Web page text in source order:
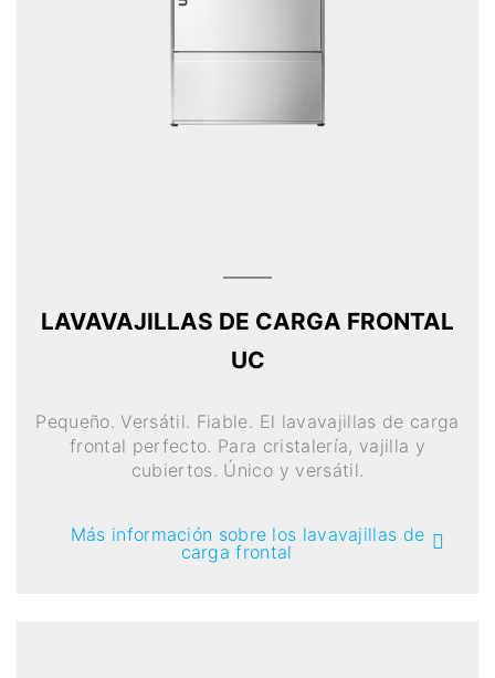
LAVAVAJILLAS DE CARGA FRONTAL
UC
Pequeño. Versátil. Fiable. El lavavajillas de carga
frontal perfecto. Para cristalería, vajilla y
cubiertos. Único y versátil.
Más información sobre los lavavajillas de
carga frontal